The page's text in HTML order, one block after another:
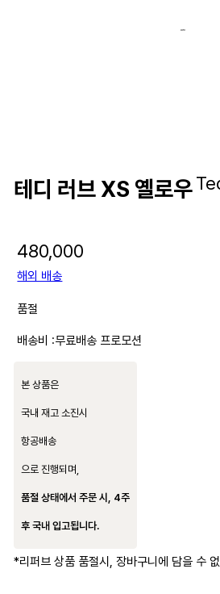
테디 러브 XS 옐로우
480,000
해외 배송
품절
배송비 :무료배송 프로모션
본 상품은
국내 재고 소진시
항공배송
으로 진행되며,
품절 상태에서 주문 시, 4주
후 국내 입고됩니다.
*리퍼브 상품 품절시, 장바구니에 담을 수